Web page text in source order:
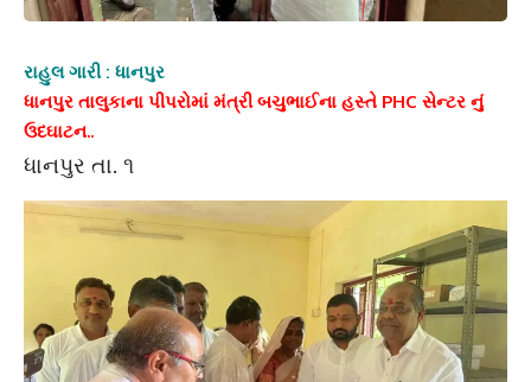
રાહુલ ગારી : ધાનપુર
ધાનપુર તાલુકાના પીપરોમાં મંત્રી બચુભાઈના હસ્તે PHC સેન્ટર નું
ઉદઘાટન..
ધાનપુર તા. ૧